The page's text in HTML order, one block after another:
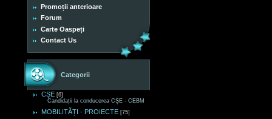
Promoții anterioare
Forum
Carte Oaspeți
Contact Us
Categorii
CȘE [6]
Candidații la conducerea CȘE - CEBM
MOBILITĂȚI - PROIECTE [75]